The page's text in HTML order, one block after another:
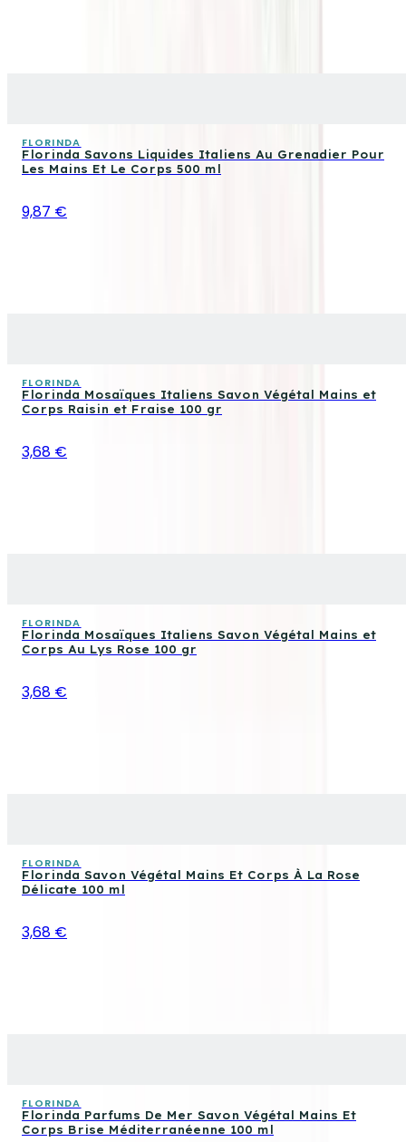
FLORINDA
Florinda Savons Liquides Italiens Au Grenadier Pour
Les Mains Et Le Corps 500 ml
9,87 €
FLORINDA
Florinda Mosaïques Italiens Savon Végétal Mains et
Corps Raisin et Fraise 100 gr
3,68 €
FLORINDA
Florinda Mosaïques Italiens Savon Végétal Mains et
Corps Au Lys Rose 100 gr
3,68 €
FLORINDA
Florinda Savon Végétal Mains Et Corps À La Rose
Délicate 100 ml
3,68 €
FLORINDA
Florinda Parfums De Mer Savon Végétal Mains Et
Corps Brise Méditerranéenne 100 ml